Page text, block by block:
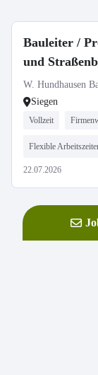
Bauleiter /
und
W. Hundhausen
Siegen
Vollzeit
Flexible
22.07.2026